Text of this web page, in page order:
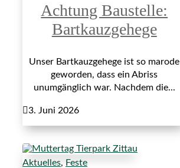
Achtung Baustelle:
Bartkauzgehege
Unser Bartkauzgehege ist so marode
geworden, dass ein Abriss
unumgänglich war. Nachdem die...
3. Juni 2026
Aktuelles, Feste